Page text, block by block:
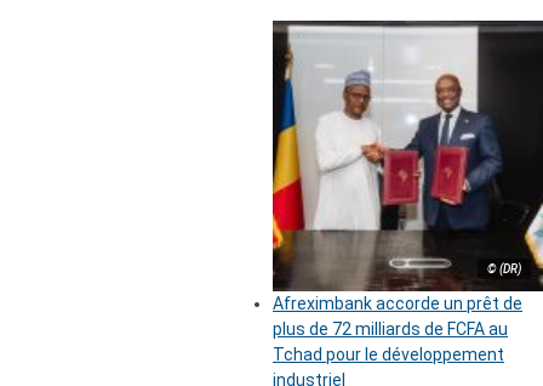
© (DR)
Afreximbank accorde un prêt de
plus de 72 milliards de FCFA au
Tchad pour le développement
industriel